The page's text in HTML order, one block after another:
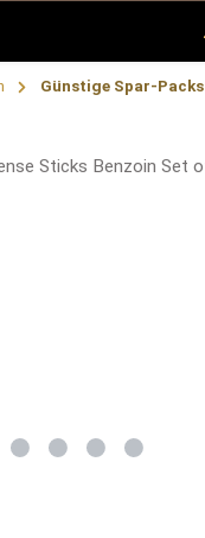
Günstige Spar-Packs